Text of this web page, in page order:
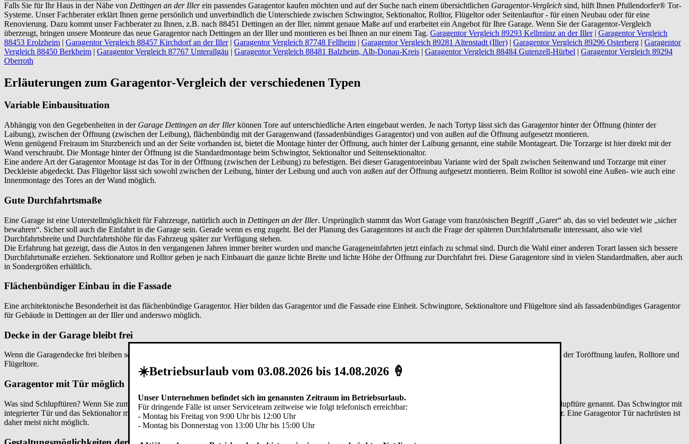
Falls Sie für Ihr Haus in der Nähe von Dettingen an der Illerein passendes Garagentor kaufen möchten und auf der Suche nach einem übersichtlichen Garagentor-Vergleich sind, hilft Ihnen Pfullendorfer® Tor-
Systeme. Unser Fachberater erklärt Ihnen gerne persönlich und unverbindlich die Unterschiede zwischen Schwingtor, Sektionaltor, Rolltor, Flügeltor oder Seitenlauftor - für einen Neubau oder für eine
Renovierung. Dazu kommt unser Fachberater zu Ihnen, z.B. nach 88451 Dettingen an der Iller, nimmt genaue Maße auf und erarbeitet ein Angebot für Ihre Garage. Wenn Sie der Garagentor-Vergleich
überzeugt, bringen unsere Monteure das neue Garagentor nach Dettingen an der Iller und montieren es bei Ihnen an nur einem Tag. Garagentor Vergleich 89293 Kellmünz an der Iller| Garagentor Vergleich
88453 Erolzheim | Garagentor Vergleich 88457 Kirchdorf an der Iller| Garagentor Vergleich 87748 Fellheim | Garagentor Vergleich 89281 Altenstadt (Iller) | Garagentor Vergleich 89296 Osterberg | Garagentor
Vergleich 88450 Berkheim | Garagentor Vergleich 87767 Unterallgäu | Garagentor Vergleich 88481 Balzheim, Alb-Donau-Kreis | Garagentor Vergleich 88484 Gutenzell-Hürbel | Garagentor Vergleich 89294
Oberroth
Erläuterungen zum Garagentor-Vergleich der verschiedenen Typen
Variable Einbausituation
Abhängig von den Gegebenheiten in der Garage Dettingen an der Iller können Tore auf unterschiedliche Arten eingebaut werden. Je nach Tortyp lässt sich das Garagentor hinter der Öffnung (hinter der
Laibung), zwischen der Öffnung (zwischen der Leibung), flächenbündig mit der Garagenwand (fassadenbündiges Garagentor) und von außen auf die Öffnung aufgesetzt montieren.
Wenn genügend Freiraum im Sturzbereich und an der Seite vorhanden ist, bietet die Montage hinter der Öffnung, auch hinter der Laibung genannt, eine stabile Montageart. Die Torzarge ist hier direkt mit der
Wand verschraubt. Die Montage hinter der Öffnung ist die Standardmontage beim Schwingtor, Sektionaltor und Seitensektionaltor.
Eine andere Art der Garagentor Montage ist das Tor in der Öffnung (zwischen der Leibung) zu befestigen. Bei dieser Garagentoreinbau Variante wird der Spalt zwischen Seitenwand und Torzarge mit einer
Deckleiste abgedeckt. Das Flügeltor lässt sich sowohl zwischen der Leibung, hinter der Leibung und auch von außen auf der Öffnung aufgesetzt montieren. Beim Rolltor ist sowohl eine Außen- wie auch eine
Innenmontage des Tores an der Wand möglich.
Gute Durchfahrtsmaße
Eine Garage ist eine Unterstellmöglichkeit für Fahrzeuge, natürlich auch in Dettingen an der Iller. Ursprünglich stammt das Wort Garage vom französischen Begriff „Garer“ ab, das so viel bedeutet wie „sicher
bewahren“. Sicher soll auch die Einfahrt in die Garage sein. Gerade wenn es eng zugeht. Bei der Planung des Garagentores ist auch die Frage der späteren Durchfahrtsmaße interessant, also wie viel
Durchfahrtsbreite und Durchfahrtshöhe für das Fahrzeug später zur Verfügung stehen.
Die Erfahrung hat gezeigt, dass die Autos in den vergangenen Jahren immer breiter wurden und manche Garageneinfahrten jetzt einfach zu schmal sind. Durch die Wahl einer anderen Torart lassen sich bessere
Durchfahrtsmaße erziehen. Sektionatore und Rolltor geben je nach Einbauart die ganze lichte Breite und lichte Höhe der Öffnung zur Durchfahrt frei. Diese Garagentore sind in vielen Standardmaßen, aber auch
in Sondergrößen erhältlich.
Flächenbündiger Einbau in die Fassade
Eine architektonische Besonderheit ist das flächenbündige Garagentor. Hier bilden das Garagentor und die Fassade eine Einheit. Schwingtore, Sektionaltore und Flügeltore sind als fassadenbündiges Garagentor
für Gebäude in Dettingen an der Illerund anderswo möglich.
Decke in der Garage bleibt frei
Wenn die Garagendecke frei bleiben soll, weil sie beispielsweise als Abstellfläche benötigt wird, gibt es drei geeignete Torarten: Seiten-Sektionaltore, die an der Wand neben der Toröffnung laufen, Rolltore und
Flügeltore.
Garagentor mit Tür möglich
Was sind Schlupftüren? Wenn Sie zum Betreten der Garage nicht immer das ganze Tor öffnen möchten, ist eine Tür im Tor sehr praktisch. Diese Türe im Tor wird auch Schlupftüre genannt. Das Schwingtor mit
integrierter Tür und das Sektionaltor mit Tür sind technisch möglich. Das Garagentor mit integrierter Tür besitzt eine andere Konstruktion als das Garagentor ohne Schlupftür. Eine Garagentor Tür nachrüsten ist
daher meist nicht möglich.
☀️Betriebsurlaub vom 03.08.2026 bis 14.08.2026 🍦
Unser Unternehmen befindet sich im genannten Zeitraum im Betriebsurlaub.
Für dringende Fälle ist unser Serviceteam zeitweise wie folgt telefonisch erreichbar:
- Montag bis Freitag von 9:00 Uhr bis 12:00 Uhr
- Montag bis Donnerstag von 13:00 Uhr bis 15:00 Uhr